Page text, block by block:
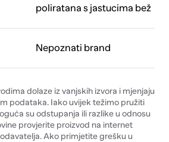
poliratana s jastucima bež
Nepoznati brand
dolaze iz vanjskih izvora i mjenjaju
podataka. Iako uvijek težimo pružiti
su odstupanja ili razlike u odnosu
provjerite proizvod na internet
Ako primjetite grešku u